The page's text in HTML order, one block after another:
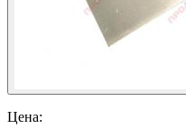
Цена: